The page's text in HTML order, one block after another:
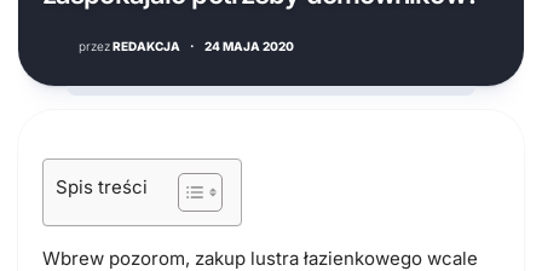
przezREDAKCJA · 24 MAJA 2020
Spis treści
Wbrew pozorom, zakup lustra łazienkowego wcale